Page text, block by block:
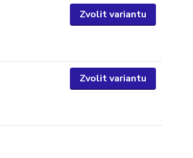
Zvolit variantu
Zvolit variantu